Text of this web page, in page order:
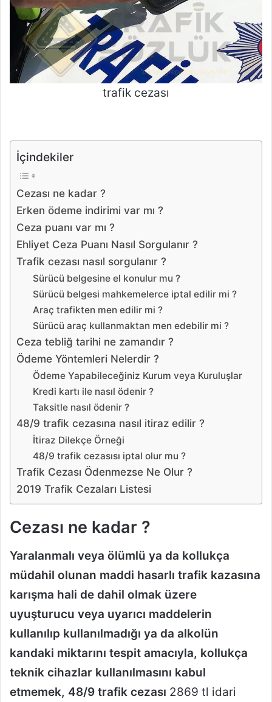
trafik cezası
İçindekiler
Cezası ne kadar ?
Erken ödeme indirimi var mı ?
Ceza puanı var mı ?
Ehliyet Ceza Puanı Nasıl Sorgulanır ?
Trafik cezası nasıl sorgulanır ?
Sürücü belgesine el konulur mu ?
Sürücü belgesi mahkemelerce iptal edilir mi ?
Araç trafikten men edilir mi ?
Sürücü araç kullanmaktan men edebilir mi ?
Ceza tebliğ tarihi ne zamandır ?
Ödeme Yöntemleri Nelerdir ?
Ödeme Yapabileceğiniz Kurum veya Kuruluşlar
Kredi kartı ile nasıl ödenir ?
Taksitle nasıl ödenir ?
48/9 trafik cezasına nasıl itiraz edilir ?
İtiraz Dilekçe Örneği
48/9 trafik cezasısı iptal olur mu ?
Trafik Cezası Ödenmezse Ne Olur ?
2019 Trafik Cezaları Listesi
Cezası ne kadar ?
Yaralanmalı veya ölümlü ya da kollukça
müdahil olunan maddi hasarlı trafik kazasına
karışma hali de dahil olmak üzere
uyuşturucu veya uyarıcı maddelerin
kullanılıp kullanılmadığı ya da alkolün
kandaki miktarını tespit amacıyla, kollukça
teknik cihazlar kullanılmasını kabul
etmemek, 48/9 trafik cezası 2869 tl idari